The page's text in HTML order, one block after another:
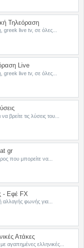
Τηλεόραση
greek live tv, σε όλες...
Live
greek live tv, σε όλες...
βρείτε τις λύσεις του...
gr
που μπορείτε να...
- Εφέ FX
αλλαγής φωνής για...
Ατάκες
αγαπημένες ελληνικές...